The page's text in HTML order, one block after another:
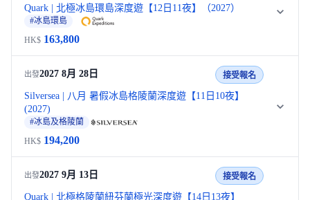
Quark | 北極冰島環島深度遊【12日11夜】（2027）
#冰島環島
HK$ 163,800
出發2027 8月 28日
Silversea | 八月 暑假冰島格陵蘭深度遊【11日10夜】
(2027)
#冰島及格陵蘭
接受報名
HK$ 194,200
出發2027 9月 13日
Quark | 北極格陵蘭紐芬蘭極光深度遊【14日13夜】
接受報名